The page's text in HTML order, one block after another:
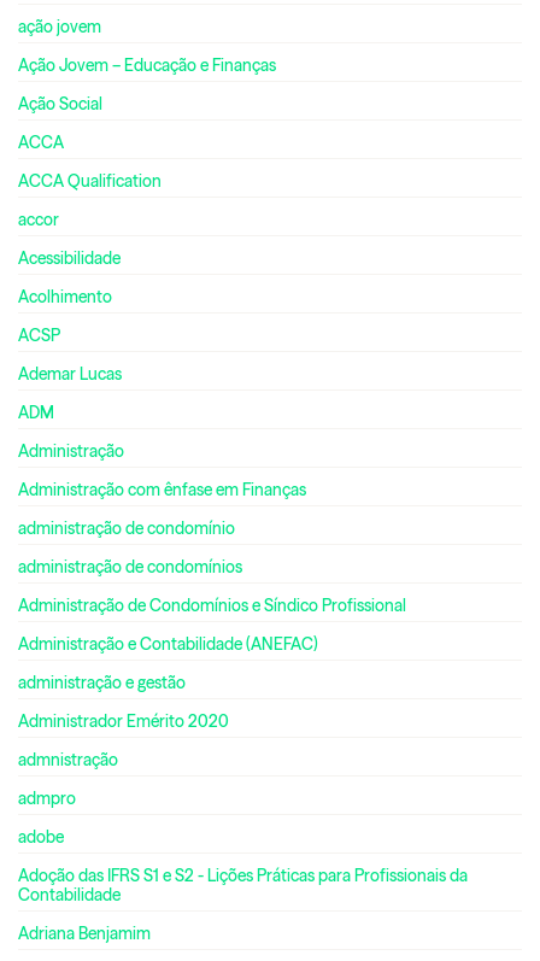
ação jovem
Ação Jovem – Educação e Finanças
Ação Social
ACCA
ACCA Qualification
accor
Acessibilidade
Acolhimento
ACSP
Ademar Lucas
ADM
Administração
Administração com ênfase em Finanças
administração de condomínio
administração de condomínios
Administração de Condomínios e Síndico Profissional
Administração e Contabilidade (ANEFAC)
administração e gestão
Administrador Emérito 2020
admnistração
admpro
adobe
Adoção das IFRS S1 e S2 - Lições Práticas para Profissionais da
Contabilidade
Adriana Benjamim